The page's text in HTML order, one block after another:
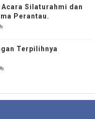
Silaturahmi dan
Perantau.
Terpilihnya